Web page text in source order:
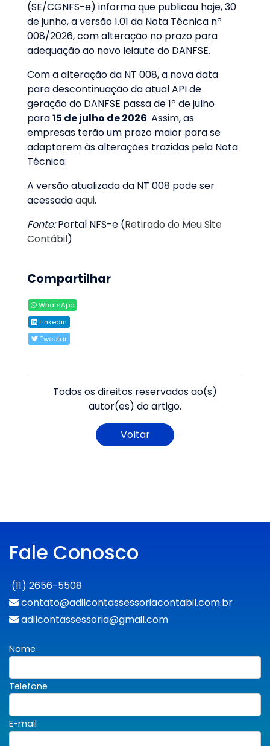
(SE/CGNFS-e) informa que publicou hoje, 30
de junho, a versão 1.01 da Nota Técnica nº
008/2026, com alteração no prazo para
adequação ao novo leiaute do DANFSE.
Com a alteração da NT 008, a nova data
para descontinuação da atual API de
geração do DANFSE passa de 1º de julho
para15 de julho de 2026. Assim, as
empresas terão um prazo maior para se
adaptarem às alterações trazidas pela Nota
Técnica.
A versão atualizada da NT 008 pode ser
acessadaaqui.
Fonte:Portal NFS-e (Retirado do Meu Site
Contábil)
Compartilhar
WhatsApp
Linkedin
Tweetar
Todos os direitos reservados ao(s)
autor(es) do artigo.
Voltar
Fale Conosco
(11) 2656-5508
contato@adilcontassessoriacontabil.com.br
adilcontassessoria@gmail.com
Nome
Telefone
E-mail